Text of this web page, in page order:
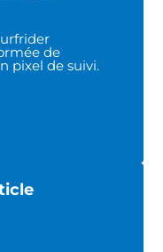
de
pixel de suivi.